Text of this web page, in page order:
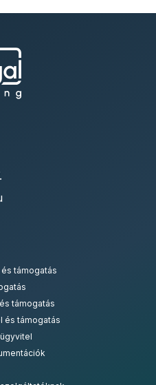
támogatás
támogatás
és támogatás